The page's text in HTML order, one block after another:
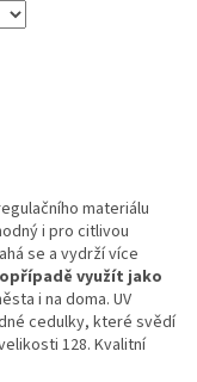
materiálu
i pro citlivou
se a vydrží více
využít jako
i na doma. UV
cedulky, které svědí
128. Kvalitní